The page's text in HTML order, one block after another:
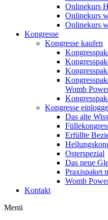
Onlinekurs
Onlinekurs
Onlinekurs
Kongresse
Kongresse kaufen
Womb
Kongresse
Das alte
Erfüllte
Osterspezial
Das neue
Praxispaket
Womb
Kontakt
Menü